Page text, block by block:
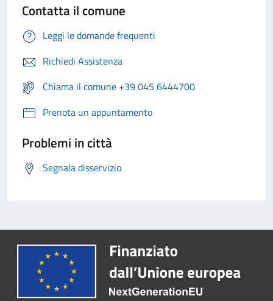
Contatta il comune
Leggi le domande frequenti
Richiedi Assistenza
Chiama il comune +39 045 6444700
Prenota un appuntamento
Problemi in città
Segnala disservizio